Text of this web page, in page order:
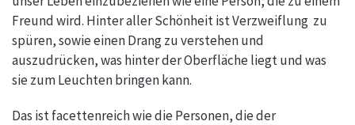
Freund wird. Hinter aller Schönheit ist Verzweiflung zu
spüren, sowie einen Drang zu verstehen und
auszudrücken, was hinter der Oberfläche liegt und was
sie zum Leuchten bringen kann.
Das ist facettenreich wie die Personen, die der